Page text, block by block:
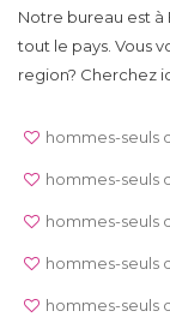
Notre bureau est à
tout le pays. Vous
region? Cherchez
hommes-seuls
hommes-seuls
hommes-seuls
hommes-seuls
hommes-seuls